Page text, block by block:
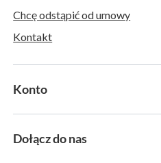
Chcę odstąpić od umowy
Kontakt
Konto
Dołącz do nas